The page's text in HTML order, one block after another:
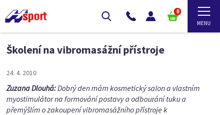
0
Školení na vibromasážní přístroje
24. 4. 2010
Zuzana Dlouhá:Dobrý den mám kosmetický salon a vlastním
myostimulátor na formování postavy a odbourání tuku a
přemýšlím o zakoupení vibromasážního přístroje k